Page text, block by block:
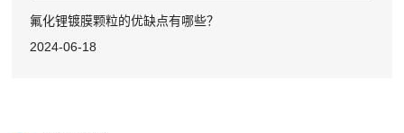
氟化锂镀膜颗粒的优缺点有哪些？
2024-06-18